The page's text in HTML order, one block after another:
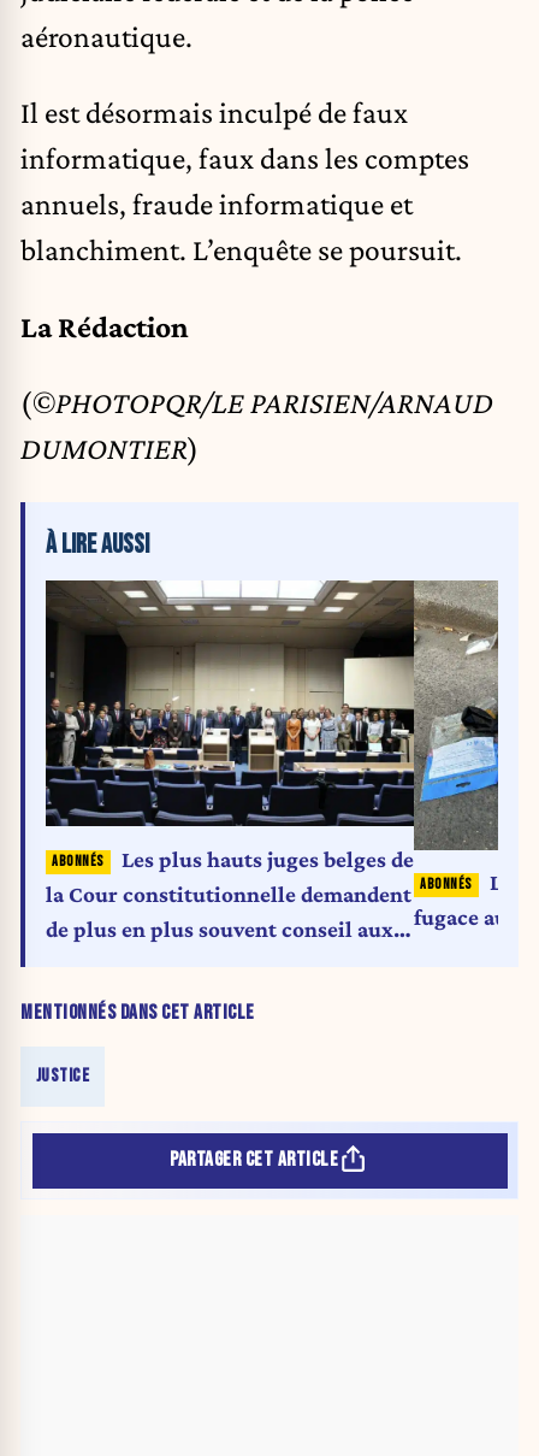
aéronautique.
Il est désormais inculpé de faux
informatique, faux dans les comptes
annuels, fraude informatique et
blanchiment. L’enquête se poursuit.
La Rédaction
(©PHOTOPQR/LE PARISIEN/ARNAUD
DUMONTIER)
MENTIONNÉS DANS CET ARTICLE
JUSTICE
À LIRE AUSSI
Les plus hauts juges belges de
la Cour constitutionnelle demandent
de plus en plus souvent conseil aux
Le
fugace aux
PARTAGER CET ARTICLE